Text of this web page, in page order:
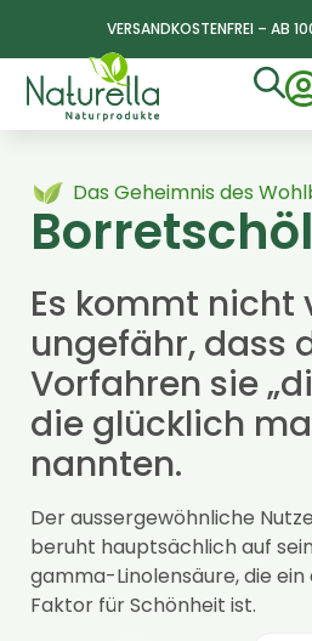
VERSANDKOSTENFREI – AB
Das Geheimnis des
Borretschöl
Es kommt nicht
ungefähr, dass
Vorfahren sie
die glücklich
nannten.
Der aussergewöhnliche
beruht hauptsächlich auf
gamma-Linolensäure, die
Faktor für Schönheit ist.